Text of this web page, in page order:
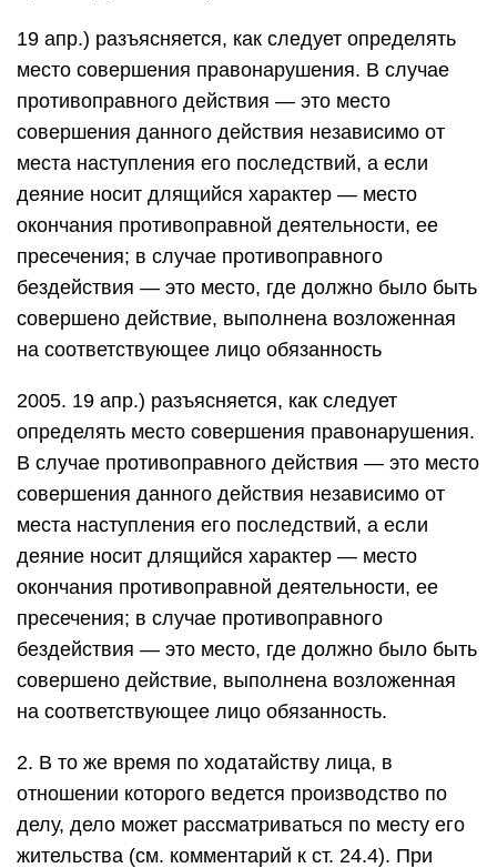
19 апр.) разъясняется, как следует определять
место совершения правонарушения. В случае
противоправного действия — это место
совершения данного действия независимо от
места наступления его последствий, а если
деяние носит длящийся характер — место
окончания противоправной деятельности, ее
пресечения; в случае противоправного
бездействия — это место, где должно было быть
совершено действие, выполнена возложенная
на соответствующее лицо обязанность
2005. 19 апр.) разъясняется, как следует
определять место совершения правонарушения.
В случае противоправного действия — это место
совершения данного действия независимо от
места наступления его последствий, а если
деяние носит длящийся характер — место
окончания противоправной деятельности, ее
пресечения; в случае противоправного
бездействия — это место, где должно было быть
совершено действие, выполнена возложенная
на соответствующее лицо обязанность.
2. В то же время по ходатайству лица, в
отношении которого ведется производство по
делу, дело может рассматриваться по месту его
жительства (см. комментарий к ст. 24.4). При